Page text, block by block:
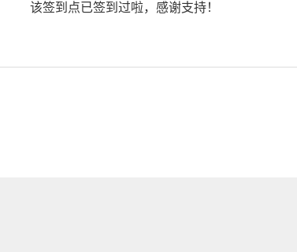
该签到点已签到过啦，感谢支持！